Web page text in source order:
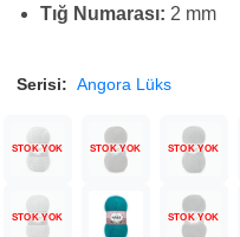
Tığ Numarası: 2 mm
Serisi: Angora Lüks
STOK YOK STOK YOK STOK YOK
STOK YOK STOK YOK